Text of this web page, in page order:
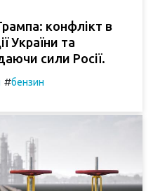
конфлікт в
України та
сили Росії.
#бензин